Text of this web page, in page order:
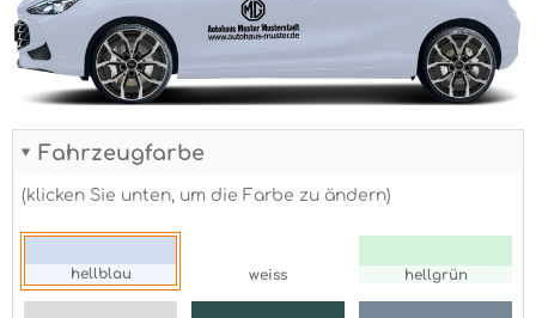
Fahrzeugfarbe
(klicken Sie unten, um die Farbe zu ändern)
hellblau weiss hellgrün